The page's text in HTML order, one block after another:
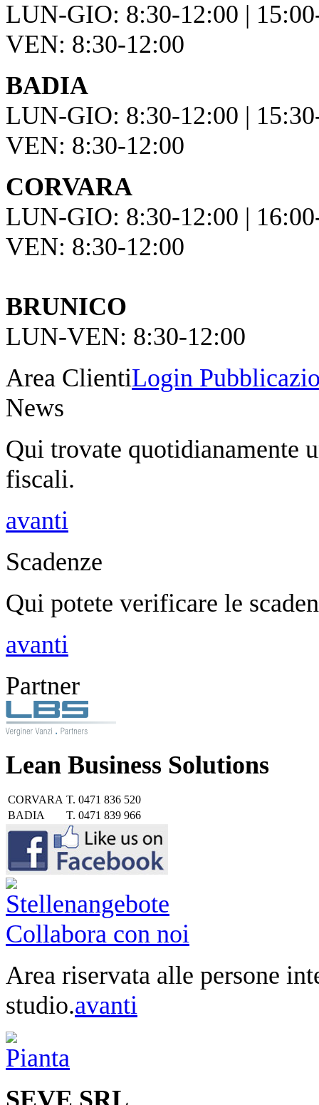
LUN-GIO: 8:30-12:00 |
VEN: 8:30-12:00
BADIA
LUN-GIO: 8:30-12:00 |
VEN: 8:30-12:00
CORVARA
LUN-GIO: 8:30-12:00 |
VEN: 8:30-12:00
BRUNICO
LUN-VEN: 8:30-12:00
Area ClientiLogin
News
Qui trovate quotidianamente
fiscali.
avanti
Scadenze
Qui potete verificare le
avanti
Partner
Lean Business Solutions
CORVARA T. 0471 836 520
BADIA
T. 0471 839 966
Collabora con noi
Area riservata alle persone
studio.avanti
SEVE SRL